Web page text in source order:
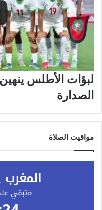
لبؤات الأطلس
الصدارة
مواقيت الصلاة